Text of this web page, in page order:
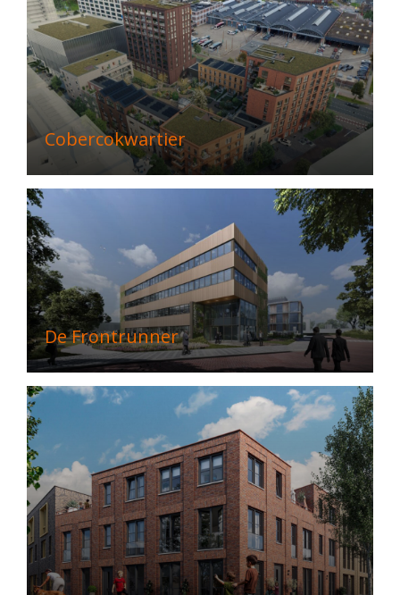
Cobercokwartier
De Frontrunner